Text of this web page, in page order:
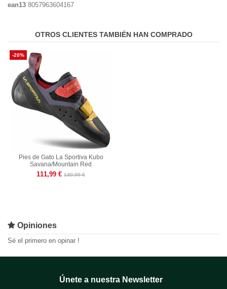
ean13 8057963604167
OTROS CLIENTES TAMBIÉN HAN COMPRADO
-20%
Pies de Gato La Sportiva Kubo
Savana/Mountain Red
111,99 € 139,99 €
Opiniones
Sé el primero en opinar !
Únete a nuestra Newsletter